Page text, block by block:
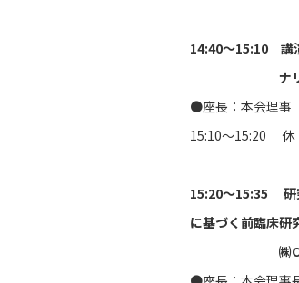
14:40～15:10 講
ナリタデン
●座長：本会理事
15:10〜15:20
15:20～15:35 研
に基づく前臨床研
㈱CNB医